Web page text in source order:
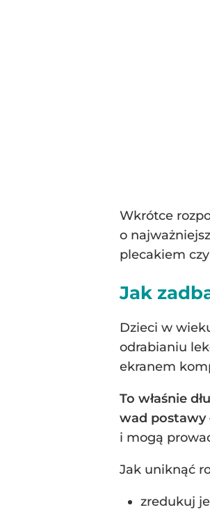
Wkrótce
o
plecakiem
Jak
Dzieci w
odrabianiu
ekranem
To właśnie
wad postawy
i mogą
Jak uniknąć
zredukuj